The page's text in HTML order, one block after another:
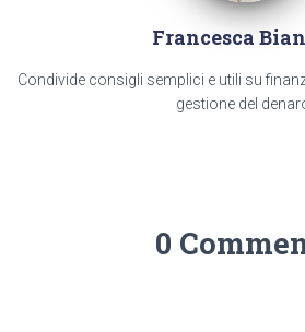
Francesca
Condivide consigli semplici e utili su
gestione del
0